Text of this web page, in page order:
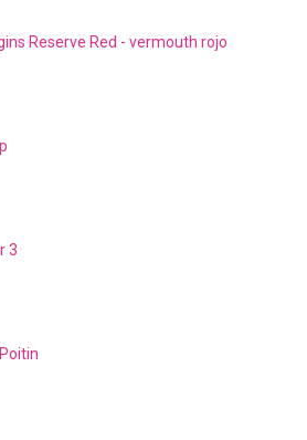
Reserve Red - vermouth rojo
3